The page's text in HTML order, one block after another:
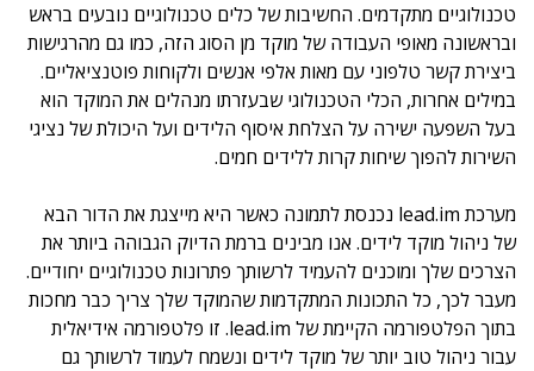
טכנולוגיים מתקדמים. החשיבות של כלים טכנולוגיים נובעים בראש
ובראשונה מאופי העבודה של מוקד מן הסוג הזה, כמו גם מהרגישות
ביצירת קשר טלפוני עם מאות אלפי אנשים ולקוחות פוטנציאליים.
במילים אחרות, הכלי הטכנולוגי שבעזרתו מנהלים את המוקד הוא
בעל השפעה ישירה על הצלחת איסוף הלידים ועל היכולת של נציגי
השירות להפוך שיחות קרות ללידים חמים.
מערכת lead.im נכנסת לתמונה כאשר היא מייצגת את הדור הבא
של ניהול מוקד לידים. אנו מבינים ברמת הדיוק הגבוהה ביותר את
הצרכים שלך ומוכנים להעמיד לרשותך פתרונות טכנולוגיים יחודיים.
מעבר לכך, כל התכונות המתקדמות שהמוקד שלך צריך כבר מחכות
בתוך הפלטפורמה הקיימת של lead.im. זו פלטפורמה אידיאלית
עבור ניהול טוב יותר של מוקד לידים ונשמח לעמוד לרשותך גם